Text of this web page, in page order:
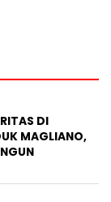
DI
MAGLIANO,